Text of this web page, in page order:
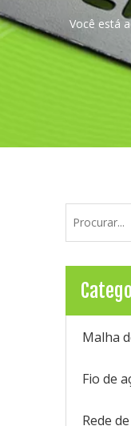
Você está
Malha
Fio de
Rede